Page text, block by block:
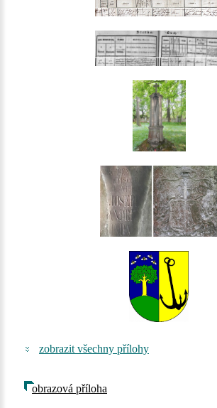
zobrazit všechny přílohy
obrazová příloha